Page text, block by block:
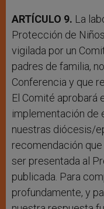
ARTÍCULO 9. La
Protección de
vigilada por un
padres de familia,
Conferencia y que
El Comité aprobará
implementación de
nuestras diócesis/
recomendación
ser presentada al
publicada. Para
profundamente, y